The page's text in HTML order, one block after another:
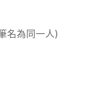
名為同一人)